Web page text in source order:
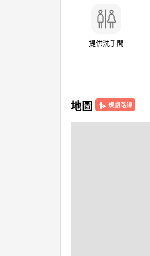
提供洗手間
地圖 規劃路線